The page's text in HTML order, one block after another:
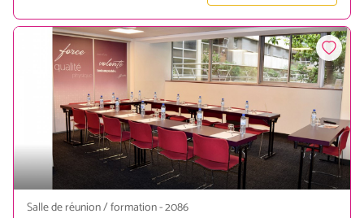
Salle de réunion / formation-2086